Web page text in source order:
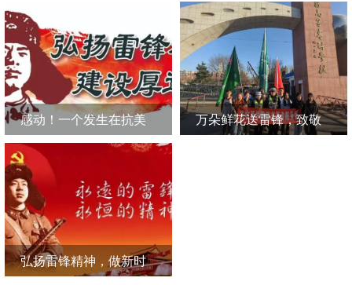
后大学生辗转送还（转
自央视新闻及总台辽宁
总站）
感动！一个发生在抗美
援朝老战士和大学生之
间的故事（转自阜新微
报公众号）
万朵鲜花送雷锋，致敬
弘扬雷锋精神，做新时